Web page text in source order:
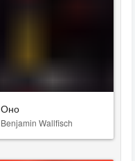
Оно
Benjamin Wallfisch